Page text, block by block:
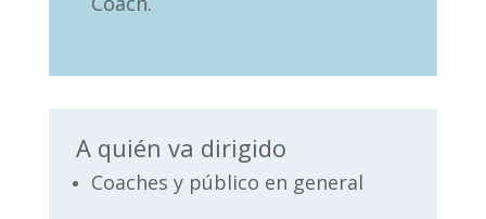
A quién va dirigido
Coaches y público en general